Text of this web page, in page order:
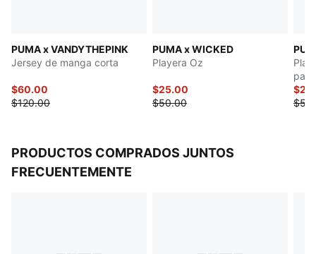
PUMA x VANDYTHEPINK
Jersey de manga corta
$60.00
$120.00
PUMA x WICKED
Playera Oz
$25.00
$50.00
PRODUCTOS COMPRADOS JUNTOS
FRECUENTEMENTE